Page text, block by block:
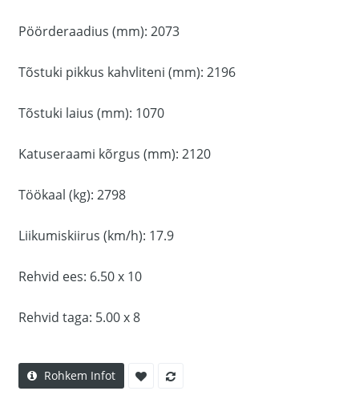
Pöörderaadius (mm): 2073
Tõstuki pikkus kahvliteni (mm): 2196
Tõstuki laius (mm): 1070
Katuseraami kõrgus (mm): 2120
Töökaal (kg): 2798
Liikumiskiirus (km/h): 17.9
Rehvid ees: 6.50 x 10
Rehvid taga: 5.00 x 8
Rohkem Infot